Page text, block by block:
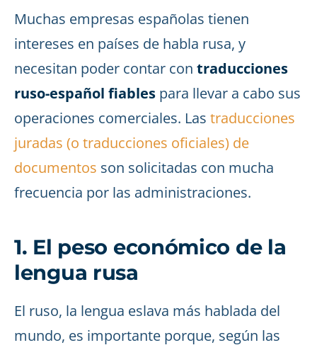
Muchas empresas españolas tienen
intereses en países de habla rusa, y
necesitan poder contar con traducciones
ruso-español fiables para llevar a cabo sus
operaciones comerciales. Las traducciones
juradas (o traducciones oficiales) de
documentos son solicitadas con mucha
frecuencia por las administraciones.
1. El peso económico de la
lengua rusa
El ruso, la lengua eslava más hablada del
mundo, es importante porque, según las